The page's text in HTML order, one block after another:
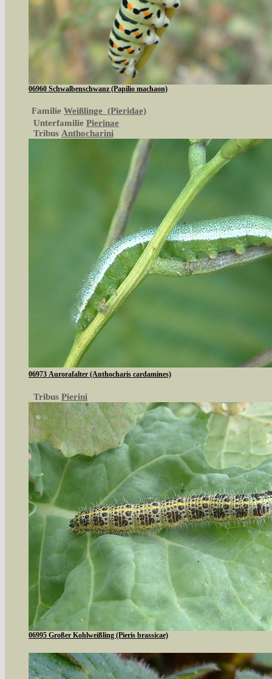
06960 Schwalbenschwanz (Papilio machaon)
Familie Weißlinge (Pieridae)
Unterfamilie Pierinae
Tribus Anthocharini
06973 Aurorafalter (Anthocharis cardamines)
Tribus Pierini
06995 Großer Kohlweißling (Pieris brassicae)